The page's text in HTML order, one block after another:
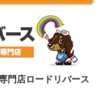
門店ロードリバース